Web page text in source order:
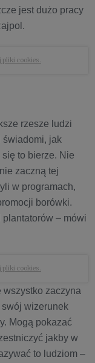
jest dużo pracy
pliki cookies.
rzesze ludzi
świadomi, jak
to bierze. Nie
zaczną tej
w programach,
borówki.
– mówi
pliki cookies.
wszystko zaczyna
wizerunek
Mogą pokazać
jakby w
to ludziom –